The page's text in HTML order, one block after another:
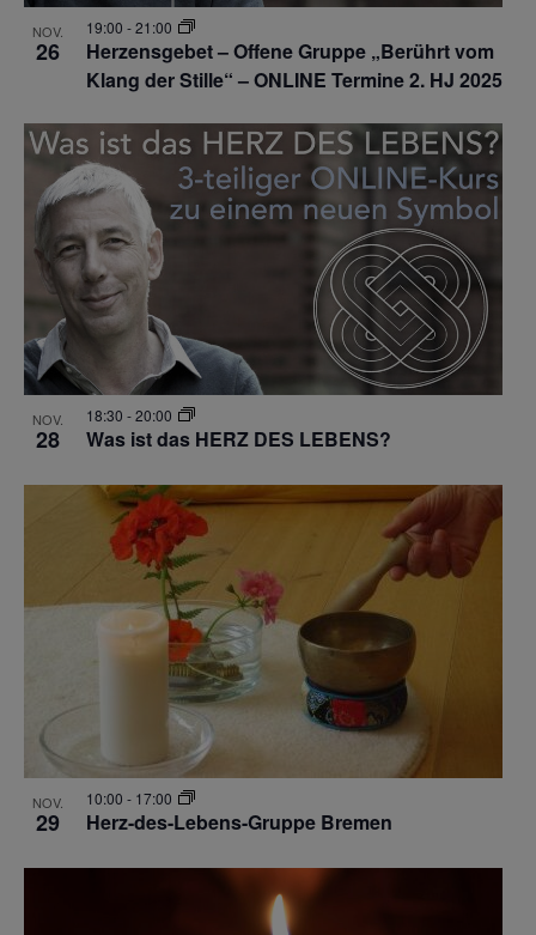
NOV.
26
Herzensgebet – Offene Gruppe „Berührt vom
Klang der Stille“ – ONLINE Termine 2. HJ 2025
19:00 -21:00
NOV.
28 Was ist das HERZ DES LEBENS?
18:30 -20:00
NOV.
29 Herz-des-Lebens-Gruppe Bremen
10:00 - 17:00